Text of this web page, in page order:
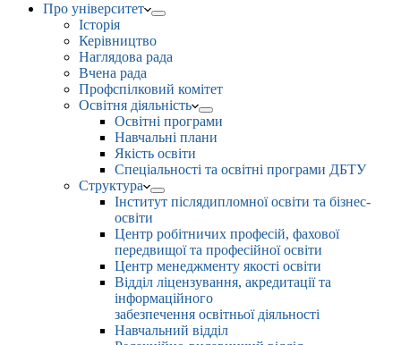
Про університет
Історія
Керівництво
Наглядова рада
Вчена рада
Профспілковий комітет
Освітня діяльність
Освітні програми
Навчальні плани
Якість освіти
Спеціальності та освітні програми ДБТУ
Структура
Інститут післядипломної освіти та бізнес-
освіти
Центр робітничих професій, фахової
передвищої та професійної освіти
Центр менеджменту якості освіти
Відділ ліцензування, акредитації та
інформаційного
забезпечення освітньої діяльності
Навчальний відділ